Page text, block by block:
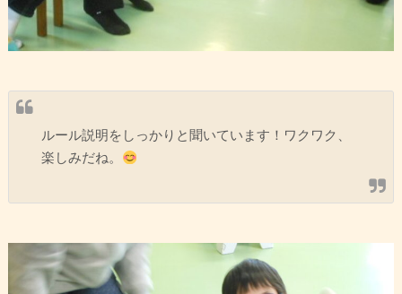
ルール説明をしっかりと聞いています！ワクワク、
楽しみだね。